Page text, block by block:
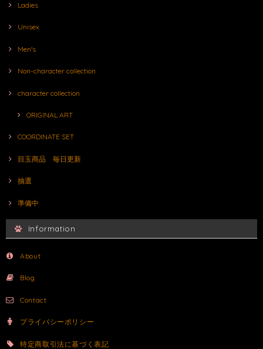
Ladies
Unisex
Men's
Non-character collection
character collection
ORIGINAL ART
COORDINATE SET
目玉商品 毎日更新
抽選
準備中
Information
About
Blog
Contact
プライバシーポリシー
特定商取引法に基づく表記